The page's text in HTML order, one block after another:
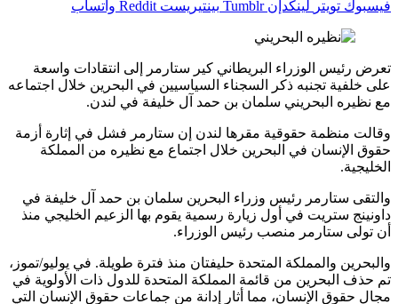
فيسبوك تويتر لينكدإن بينتيريست واتساب
تعرض رئيس الوزراء البريطاني كير ستارمر إلى انتقادات واسعة
على خلفية تجنبه ذكر السجناء السياسيين في البحرين خلال اجتماعه
مع نظيره البحريني سلمان بن حمد آل خليفة في لندن.
وقالت منظمة حقوقية مقرها لندن إن ستارمر فشل في إثارة أزمة
حقوق الإنسان في البحرين خلال اجتماع مع نظيره من المملكة
الخليجية.
والتقى ستارمر رئيس وزراء البحرين سلمان بن حمد آل خليفة في
داونينج ستريت في أول زيارة رسمية يقوم بها الزعيم الخليجي منذ
أن تولى ستارمر منصب رئيس الوزراء.
والبحرين والمملكة المتحدة حليفتان منذ فترة طويلة. في يوليو/تموز،
تم حذف البحرين من قائمة المملكة المتحدة للدول ذات الأولوية في
مجال حقوق الإنسان، مما أثار إدانة من جماعات حقوق الإنسان التي